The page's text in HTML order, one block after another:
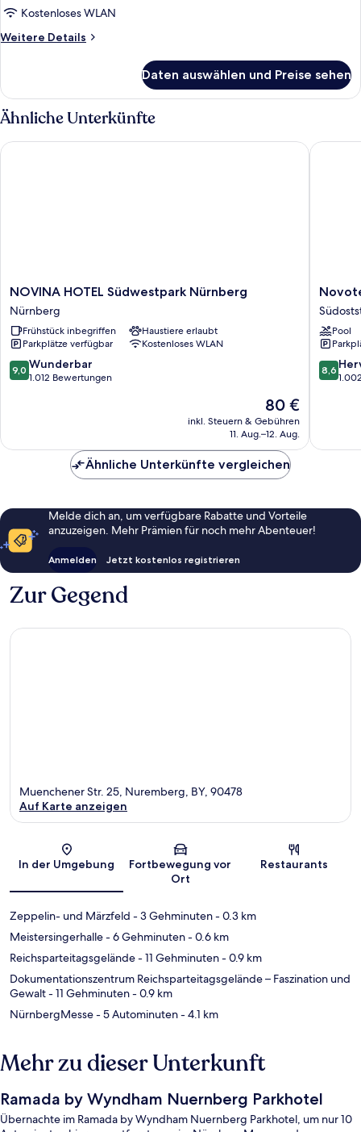
Kostenloses WLAN
Weitere Details
Weitere
Daten auswählen und Preise sehen
Ähnliche Unterkünfte
NOVINA
HOTEL
Südwestpark
Nürnberg
Nürnberg
NOVINA HOTEL Südwestpark Nürnberg
Nürnberg
Frühstück inbegriffen
Haustiere erlaubt
Parkplätze verfügbar
Kostenloses WLAN
9.0
von
9,0 Wunderbar
1.012 Bewertungen
Der
Preis
beträgt
80 €
inkl. Steuern & Gebühren
11. Aug.–12. Aug.
NOVINA HOTEL Südwestpark Nürnberg
Novotel
Pool
8.6
von
8,6
Novotel
Ähnliche Unterkünfte vergleichen
Melde dich an, um verfügbare Rabatte und Vorteile
anzuzeigen. Mehr Prämien für noch mehr Abenteuer!
Anmelden Jetzt kostenlos registrieren
Zur Gegend
Karte
Muenchener Str. 25, Nuremberg, BY, 90478
Auf Karte anzeigen
In der Umgebung
Fortbewegung vor
Ort
Restaurants
Zeppelin- und Märzfeld - 3 Gehminuten- 0.3 km
Meistersingerhalle- 6 Gehminuten- 0.6 km
Reichsparteitagsgelände- 11 Gehminuten- 0.9 km
Dokumentationszentrum Reichsparteitagsgelände – Faszination und
Gewalt- 11 Gehminuten- 0.9 km
NürnbergMesse- 5 Autominuten- 4.1 km
Mehr zu dieser Unterkunft
Ramada by Wyndham Nuernberg Parkhotel
Übernachte im Ramada by Wyndham Nuernberg Parkhotel, um nur 10